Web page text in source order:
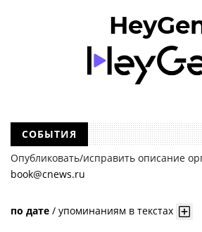
СОБЫТИЯ
Опубликовать/исправить описание
book@cnews.ru
по дате / упоминаниям в текстах